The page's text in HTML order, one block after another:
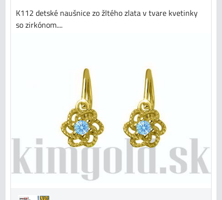
K112 detské naušnice zo žltého zlata v tvare kvetinky
so zirkónom....